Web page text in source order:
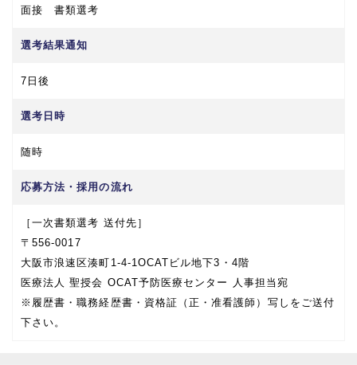
面接 書類選考
選考結果通知
7日後
選考日時
随時
応募方法・採用の流れ
［一次書類選考 送付先］
〒556-0017
大阪市浪速区湊町1-4-1OCATビル地下3・4階
医療法人 聖授会 OCAT予防医療センター 人事担当宛
※履歴書・職務経歴書・資格証（正・准看護師）写しをご送付
下さい。